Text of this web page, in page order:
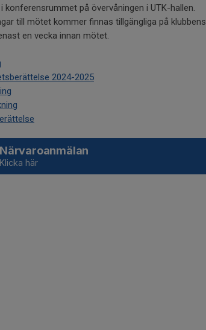
konferensrummet på övervåningen i UTK-hallen.
till mötet kommer finnas tillgängliga på klubbens
en vecka innan mötet.
2024-2025
Närvaroanmälan
Klicka här